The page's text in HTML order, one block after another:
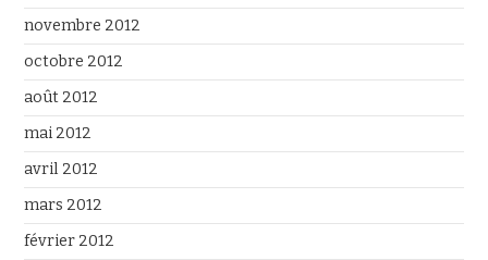
novembre 2012
octobre 2012
août 2012
mai 2012
avril 2012
mars 2012
février 2012